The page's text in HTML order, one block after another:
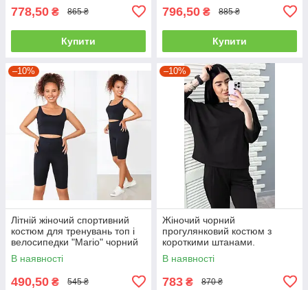
778,50 ₴ 865 ₴
Купити
796,50 ₴ 885 ₴
Купити
–10%
Літній жіночий спортивний
костюм для тренувань топ і
велосипедки "Mario" чорний
В наявності
490,50 ₴ 545 ₴
–10%
Жіночий чорний
прогулянковий костюм з
короткими штанами.
В наявності
783 ₴ 870 ₴